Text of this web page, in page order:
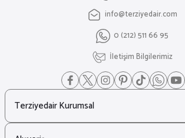
info@terziyedair.com
0 (212) 511 66 95
İletişim Bilgilerimiz
Terziyedair Kurumsal